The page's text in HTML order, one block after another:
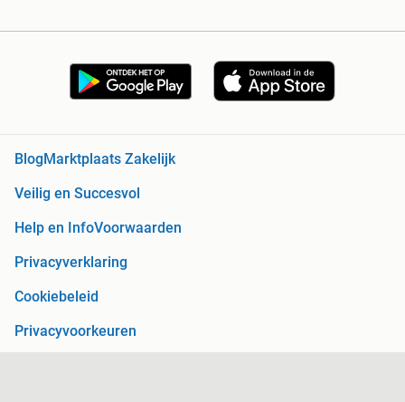
Blog Marktplaats Zakelijk
Veilig en Succesvol
Help en InfoVoorwaarden
Privacyverklaring
Cookiebeleid
Privacyvoorkeuren